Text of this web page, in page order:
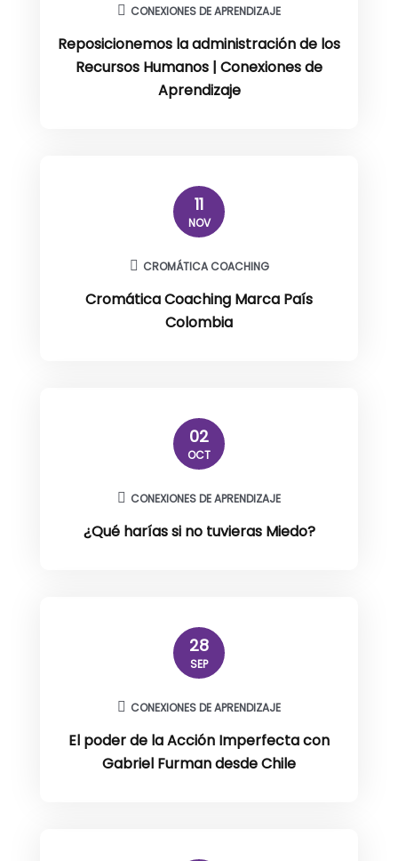
CONEXIONES DE APRENDIZAJE
Reposicionemos la administración de los
Recursos Humanos | Conexiones de
Aprendizaje
11
NOV
CROMÁTICA COACHING
Cromática Coaching Marca País
Colombia
02
OCT
CONEXIONES DE APRENDIZAJE
¿Qué harías si no tuvieras Miedo?
28
SEP
CONEXIONES DE APRENDIZAJE
El poder de la Acción Imperfecta con
Gabriel Furman desde Chile